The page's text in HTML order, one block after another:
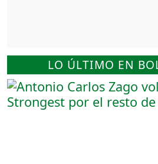
LO ÚLTIMO EN